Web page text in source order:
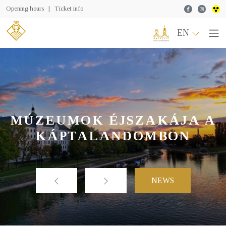
Opening hours | Ticket info Facebook
EN
MÚZEUMOK ÉJSZAKÁJA A
KÁPTALANDOMBON
NEWS